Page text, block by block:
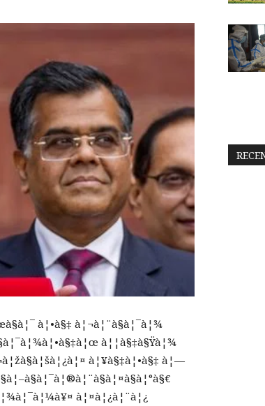
à¦•à§‡ à¦¬à¦¨à§à¦¯à¦¾
à¦¦à§‡à§Ÿà¦¾
à¦¥à§‡à¦•à§‡ à¦—
à¦¤à¦¿à¦¨à¦¿